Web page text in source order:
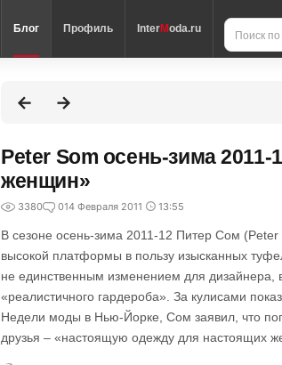
Блог Профиль InterModa.ru
Peter Som осень-зима
женщин»
3380 014 Февраля 2011 13:55
В сезоне осень-зима 2011-12 Питер Сом (Peter
высокой платформы в пользу изысканных
не единственным изменением для дизайнера,
«реалистичного гардероба». За кулисами
Недели моды в Нью-Йорке, Сом заявил, что
друзья – «настоящую одежду для настоящих